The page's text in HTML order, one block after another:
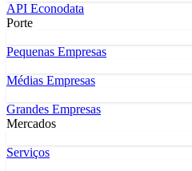
API Econodata
Porte
Pequenas Empresas
Médias Empresas
Grandes Empresas
Mercados
Serviços